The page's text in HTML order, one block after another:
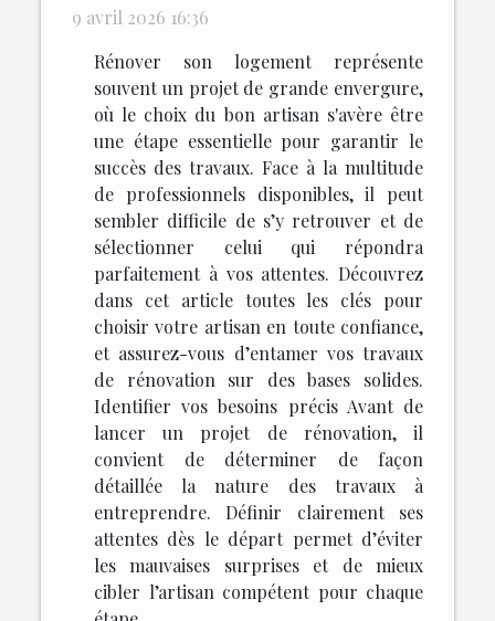
9 avril 2026 16:36
Rénover son logement représente
souvent un projet de grande envergure,
où le choix du bon artisan s'avère être
une étape essentielle pour garantir le
succès des travaux. Face à la multitude
de professionnels disponibles, il peut
sembler difficile de s’y retrouver et de
sélectionner celui qui répondra
parfaitement à vos attentes. Découvrez
dans cet article toutes les clés pour
choisir votre artisan en toute confiance,
et assurez-vous d’entamer vos travaux
de rénovation sur des bases solides.
Identifier vos besoins précis Avant de
lancer un projet de rénovation, il
convient de déterminer de façon
détaillée la nature des travaux à
entreprendre. Définir clairement ses
attentes dès le départ permet d’éviter
les mauvaises surprises et de mieux
cibler l’artisan compétent pour chaque